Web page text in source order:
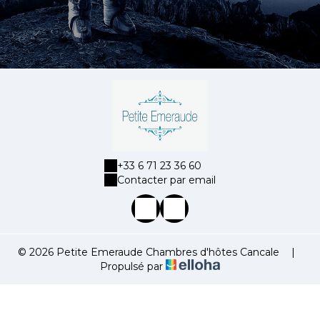
+33 6 71 23 36 60
Contacter par email
© 2026 Petite Emeraude Chambres d'hôtes Cancale
|
Propulsé par